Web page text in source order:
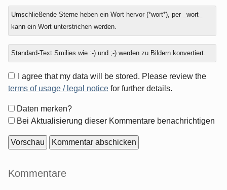
Umschließende Sterne heben ein Wort hervor (*wort*), per _wort_
kann ein Wort unterstrichen werden.
Standard-Text Smilies wie :-) und ;-) werden zu Bildern konvertiert.
I agree that my data will be stored. Please review the
terms of usage / legal notice for further details.
Formular-
Optionen
Daten merken?
Bei Aktualisierung dieser Kommentare benachrichtigen
Seitenleiste
Kommentare